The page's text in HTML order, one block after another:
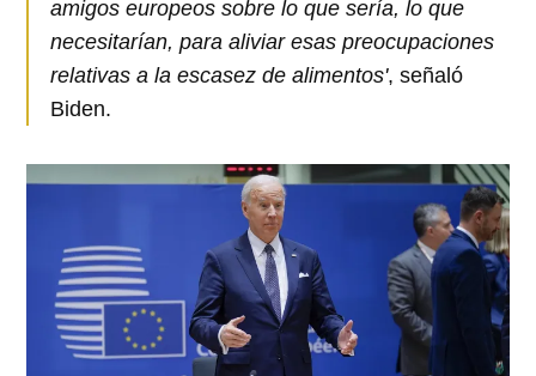
amigos europeos sobre lo que sería, lo que
necesitarían, para aliviar esas preocupaciones
relativas a la escasez de alimentos', señaló
Biden.